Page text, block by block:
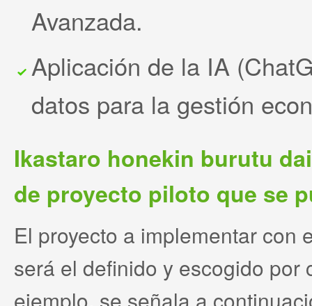
Avanzada.
Aplicación de la IA
datos para la gestión
Ikastaro honekin burutu
de proyecto piloto que se
El proyecto a implementar con
será el definido y escogido
ejemplo, se señala a